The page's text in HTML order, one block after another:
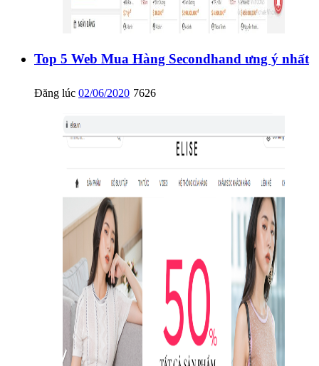
Top 5 Web Mua Hàng Secondhand ưng ý nhất
Đăng lúc 02/06/2020 7626